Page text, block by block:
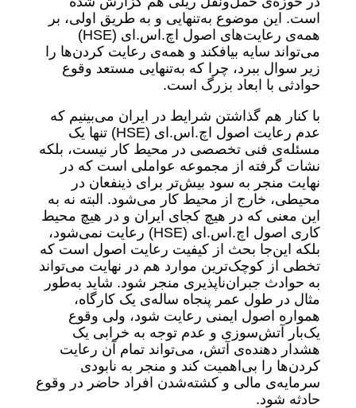
است. این موضوع به‌تنهایی و به طریق اولی، بر
همه‌ی رعایت‌های اصول اچ.اس.ای (HSE)
می‌تواند سایه بیافکند و همه‌ی رعایت کردن‌ها را
زیر سوال ببرد، چرا که به‌تنهایی مستعد وقوع
حوادثی با ابعاد بزرگ است.
با کنار هم گذاشتن شرایط در ایران می‌بینیم که
عدم رعایت اصول اچ.اس.ای (HSE) تنها یک
مسئله‌ی فنی تخصصی در محیط کار نیست، بلکه
نشات گرفته از مجموعه عواملی است که در
نهایت منجر به سود بیش‌تر برای ذینفعان در
محیطی، خارج از محیط کار می‌شود. البته نه به
این معنی که در هیچ کجای ایران و در هیچ محیط
کاری اصول اچ.اس.ای (HSE) رعایت نمی‌شود،
بلکه این‌جا بحث از کیفیت رعایت اصول است که
تخطی از کوچک‌ترین موارد هم در نهایت می‌تواند
به حوادث جبران‌ناپذیری منجر شود. شاید به‌طور
مثال در طول عمر پنجاه ساله‌ی یک کارگاه،
همواره اصول ایمنی رعایت شود، ولی وقوع
یک‌بار آتش‌سوزی و عدم توجه به خرابی یک
هشدار دهنده‌ی آتش، می‌تواند تمام آن رعایت
کردن‌ها را بی‌اهمیت کند و منجر به نابودی
سرمایه‌ی مالی و کشته‌شدن افراد حاضر در وقوع
حادثه شود.